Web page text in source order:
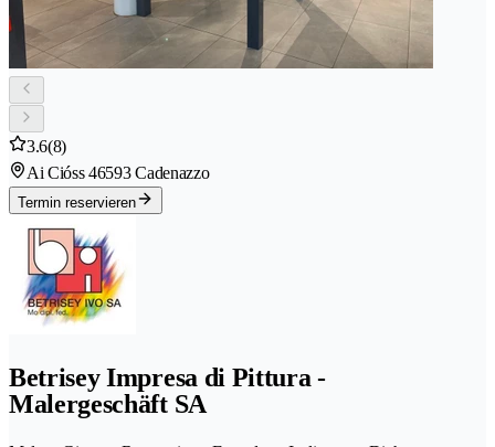
3.6(8)
Ai Cióss 46593 Cadenazzo
Termin reservieren
Betrisey Impresa di Pittura -
Malergeschäft SA